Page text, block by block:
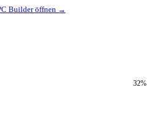
Builder öffnen →
32%